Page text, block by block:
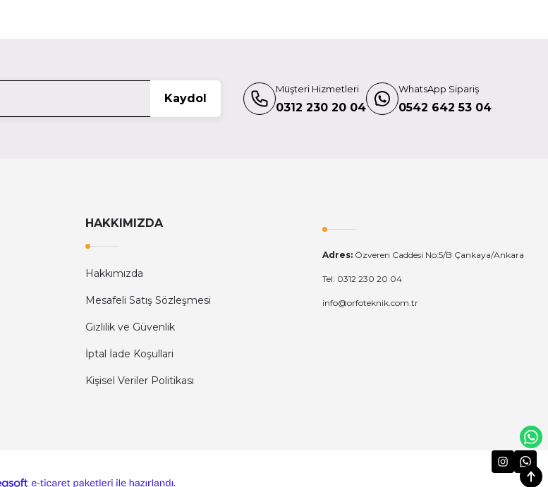
Kodak 32GB Micro SD UHS-I U3/V30/A1 Araç Kamerası İçin Micro SD Kart KD360
Kodak 32GB Micro SD UHS-I U3/V30/A1 Güvenlik Kamerası İçin Kart KI330
623,98 TL
Kaydol
Müşteri Hizmetleri
0312 230 20 04
WhatsApp Sipariş
0542 642 53 04
HAKKIMIZDA
Hakkımızda
Mesafeli Satış Sözleşmesi
Gizlilik ve Güvenlik
İptal İade Koşullari
Kişisel Veriler Politikası
Adres: Özveren Caddesi No:5/B Çankaya/Ankara
Tel: 0312 230 20 04
info@orfoteknik.com.tr
ideasoft e-